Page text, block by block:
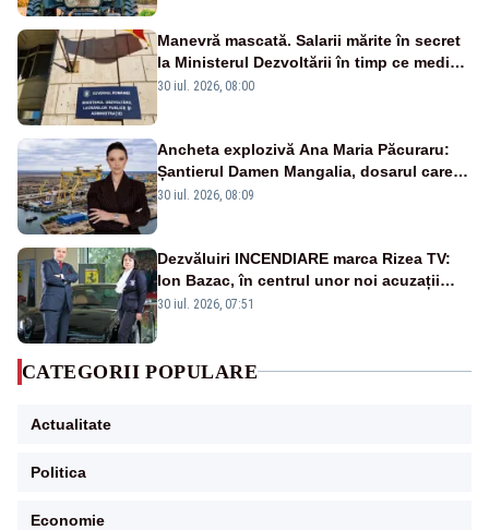
Manevră mascată. Salarii mărite în secret
la Ministerul Dezvoltării în timp ce medicii
ies în stradă
30 iul. 2026, 08:00
Ancheta explozivă Ana Maria Păcuraru:
Șantierul Damen Mangalia, dosarul care
scufundă apărarea României
30 iul. 2026, 08:09
Dezvăluiri INCENDIARE marca Rizea TV:
Ion Bazac, în centrul unor noi acuzații
publice
30 iul. 2026, 07:51
CATEGORII POPULARE
Actualitate
Politica
Economie